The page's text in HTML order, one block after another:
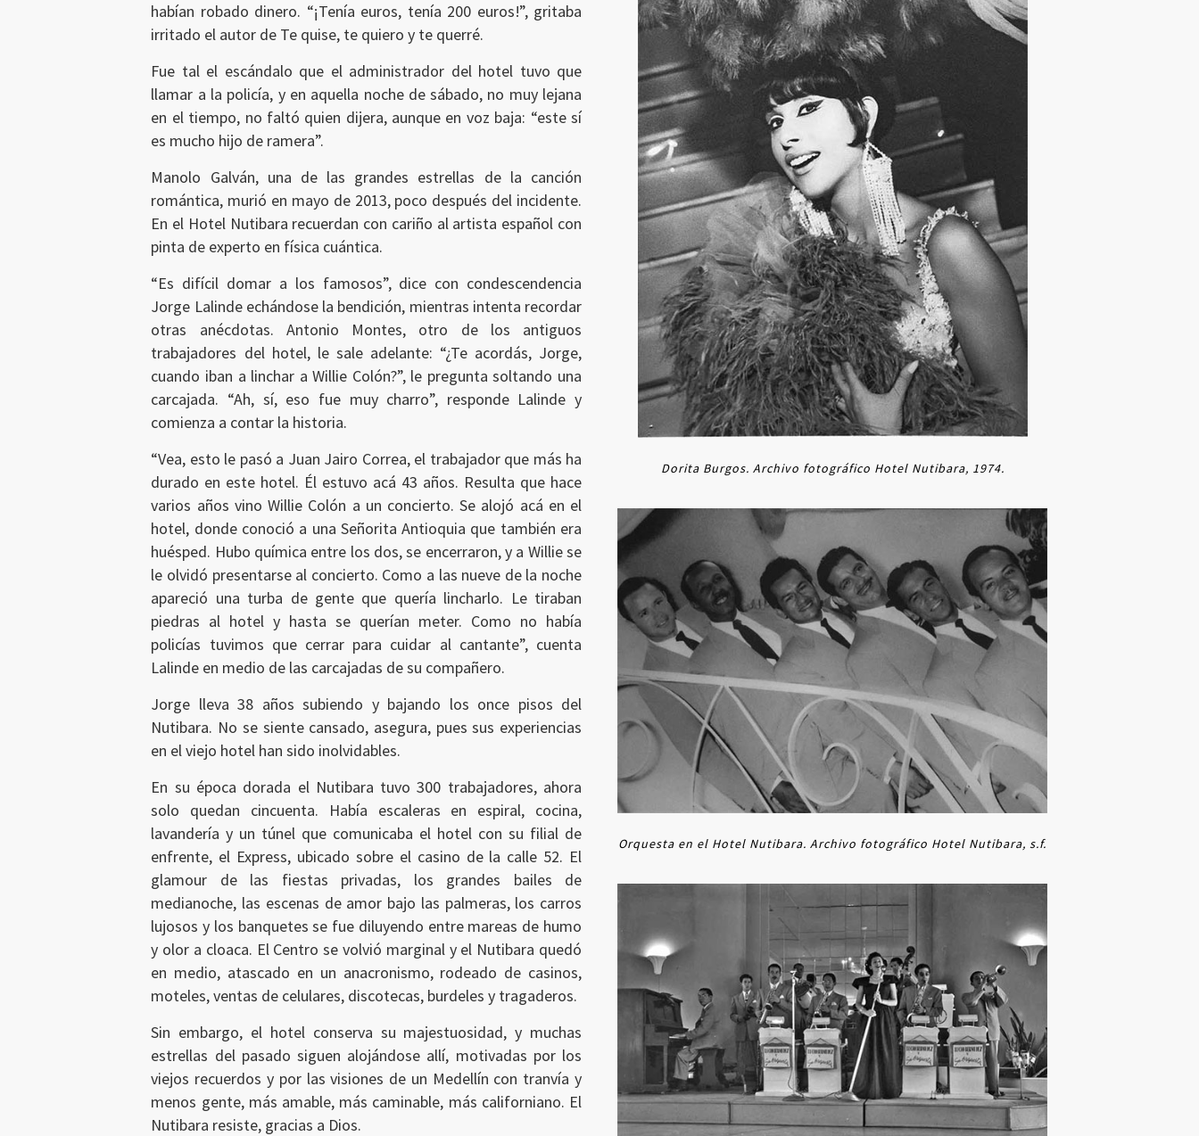
habían robado dinero. “¡Tenía euros, tenía 200 euros!”, gritaba
irritado el autor de Te quise, te quiero y te querré.
Fue tal el escándalo que el administrador del hotel tuvo que
llamar a la policía, y en aquella noche de sábado, no muy lejana
en el tiempo, no faltó quien dijera, aunque en voz baja: “este sí
es mucho hijo de ramera”.
Manolo Galván, una de las grandes estrellas de la canción
romántica, murió en mayo de 2013, poco después del incidente.
En el Hotel Nutibara recuerdan con cariño al artista español con
pinta de experto en física cuántica.
“Es difícil domar a los famosos”, dice con condescendencia
Jorge Lalinde echándose la bendición, mientras intenta recordar
otras anécdotas. Antonio Montes, otro de los antiguos
trabajadores del hotel, le sale adelante: “¿Te acordás, Jorge,
cuando iban a linchar a Willie Colón?”, le pregunta soltando una
carcajada. “Ah, sí, eso fue muy charro”, responde Lalinde y
comienza a contar la historia.
“Vea, esto le pasó a Juan Jairo Correa, el trabajador que más ha
durado en este hotel. Él estuvo acá 43 años. Resulta que hace
varios años vino Willie Colón a un concierto. Se alojó acá en el
hotel, donde conoció a una Señorita Antioquia que también era
huésped. Hubo química entre los dos, se encerraron, y a Willie se
le olvidó presentarse al concierto. Como a las nueve de la noche
apareció una turba de gente que quería lincharlo. Le tiraban
piedras al hotel y hasta se querían meter. Como no había
policías tuvimos que cerrar para cuidar al cantante”, cuenta
Lalinde en medio de las carcajadas de su compañero.
Jorge lleva 38 años subiendo y bajando los once pisos del
Nutibara. No se siente cansado, asegura, pues sus experiencias
en el viejo hotel han sido inolvidables.
En su época dorada el Nutibara tuvo 300 trabajadores, ahora
solo quedan cincuenta. Había escaleras en espiral, cocina,
lavandería y un túnel que comunicaba el hotel con su filial de
enfrente, el Express, ubicado sobre el casino de la calle 52. El
glamour de las fiestas privadas, los grandes bailes de
medianoche, las escenas de amor bajo las palmeras, los carros
lujosos y los banquetes se fue diluyendo entre mareas de humo
y olor a cloaca. El Centro se volvió marginal y el Nutibara quedó
en medio, atascado en un anacronismo, rodeado de casinos,
moteles, ventas de celulares, discotecas, burdeles y tragaderos.
Sin embargo, el hotel conserva su majestuosidad, y muchas
estrellas del pasado siguen alojándose allí, motivadas por los
viejos recuerdos y por las visiones de un Medellín con tranvía y
menos gente, más amable, más caminable, más californiano. El
Nutibara resiste, gracias a Dios.
Dorita Burgos. Archivo fotográfico Hotel Nutibara, 1974.
Orquesta en el Hotel Nutibara. Archivo fotográfico Hotel Nutibara, s.f.